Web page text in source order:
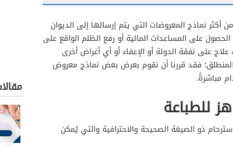
مخدرات
نماذج المعروضات التي يتم إرسالها إلى الديوان
على المساعدات المالية أو رفع الظلم الواقع على
على نفقة الدولة أو الإعفاء أو أي أغراض أخرى
المنطلق؛ فقد قررنا أن نقوم بعرض بعض نماذج معروض
مباشرةً.
للطباعة
ذو الصيغة الصحيحة والاحترافية والتي يُمكن